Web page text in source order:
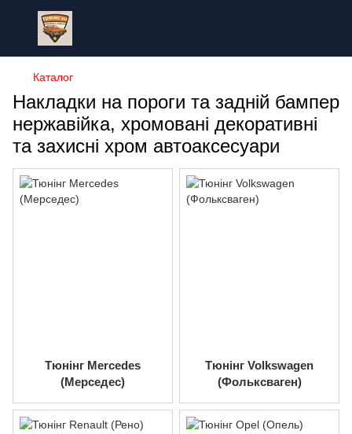
Каталог
Накладки на пороги та задній бампер
нержавійка, хромовані декоративні
та захисні хром автоаксесуари
Тюнінг Mercedes
(Мерседес)
Тюнінг Volkswagen
(Фольксваген)